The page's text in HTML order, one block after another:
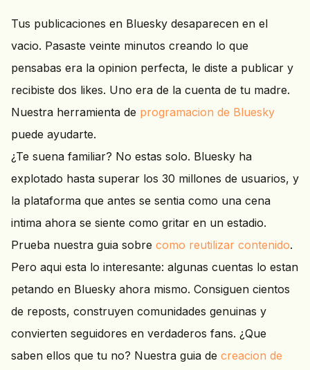
Tus publicaciones en Bluesky desaparecen en el
vacio. Pasaste veinte minutos creando lo que
pensabas era la opinion perfecta, le diste a publicar y
recibiste dos likes. Uno era de la cuenta de tu madre.
Nuestra herramienta de programacion de Bluesky
puede ayudarte.
¿Te suena familiar? No estas solo. Bluesky ha
explotado hasta superar los 30 millones de usuarios, y
la plataforma que antes se sentia como una cena
intima ahora se siente como gritar en un estadio.
Prueba nuestra guia sobre como reutilizar contenido.
Pero aqui esta lo interesante: algunas cuentas lo estan
petando en Bluesky ahora mismo. Consiguen cientos
de reposts, construyen comunidades genuinas y
convierten seguidores en verdaderos fans. ¿Que
saben ellos que tu no? Nuestra guia de creacion de